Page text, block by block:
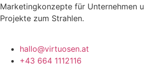
Marketingkonzepte für Unternehmen
Projekte zum Strahlen.
hallo@virtuosen.at
+43 664 1112116